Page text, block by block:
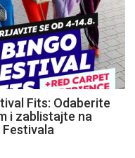
Fits: Odaberite
i zablistajte na
Festivala